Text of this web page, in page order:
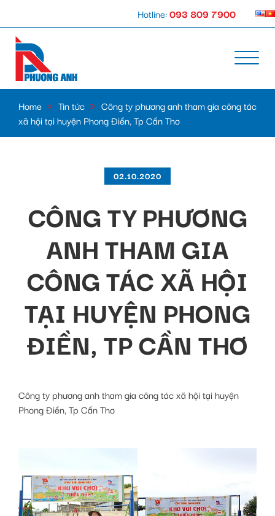
Hotline:093 809 7900
Home » Tin tức » Công ty phương anh tham gia công tác
xã hội tại huyện Phong Điền, Tp Cần Thơ
02.10.2020
CÔNG TY PHƯƠNG
ANH THAM GIA
CÔNG TÁC XÃ HỘI
TẠI HUYỆN PHONG
ĐIỀN, TP CẦN THƠ
Công ty phương anh tham gia công tác xã hội tại huyện
Phong Điền, Tp Cần Thơ